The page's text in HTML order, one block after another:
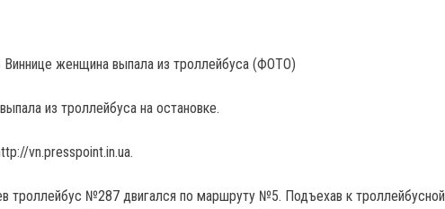
из троллейбуса на остановке.
vn.presspoint.in.ua.
троллейбус №287 двигался по маршруту №5. Подъехав к троллейбусной